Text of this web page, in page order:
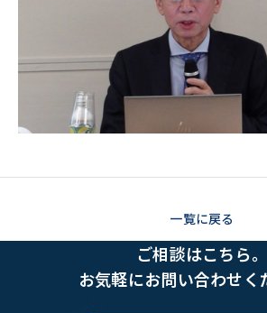
一覧に戻る
ご相談はこちら。
お気軽にお問い合わせく